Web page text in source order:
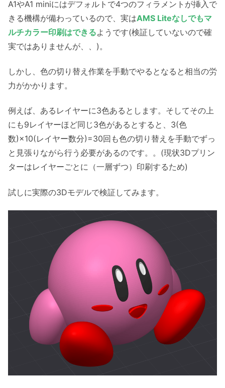
A1やA1 miniにはデフォルトで4つのフィラメントが挿入で
きる機構が備わっているので、実はAMS Liteなしでもマ
ルチカラー印刷はできるようです(検証していないので確
実ではありませんが、、)。
しかし、色の切り替え作業を手動でやるとなると相当の労
力がかかります。
例えば、あるレイヤーに3色あるとします。そしてその上
にも9レイヤーほど同じ3色があるとすると、3(色
数)×10(レイヤー数分)=30回も色の切り替えを手動でずっ
と見張りながら行う必要があるのです。。(現状3Dプリン
ターはレイヤーごとに（一層ずつ）印刷するため)
試しに実際の3Dモデルで検証してみます。